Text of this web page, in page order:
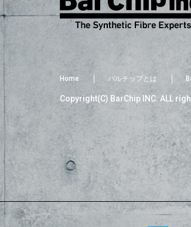
Home バルチップとは
Copyright(C) BarChip INC. ALL